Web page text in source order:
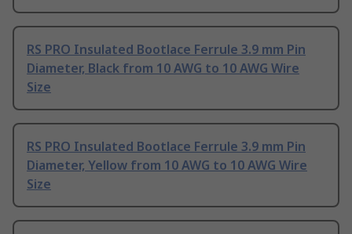
RS PRO Insulated Bootlace Ferrule 3.9 mm Pin
Diameter, Black from 10 AWG to 10 AWG Wire
Size
RS PRO Insulated Bootlace Ferrule 3.9 mm Pin
Diameter, Yellow from 10 AWG to 10 AWG Wire
Size